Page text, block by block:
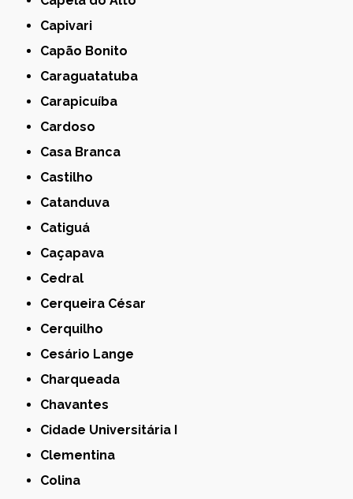
Capivari
Capão Bonito
Caraguatatuba
Carapicuíba
Cardoso
Casa Branca
Castilho
Catanduva
Catiguá
Caçapava
Cedral
Cerqueira César
Cerquilho
Cesário Lange
Charqueada
Chavantes
Cidade Universitária I
Clementina
Colina